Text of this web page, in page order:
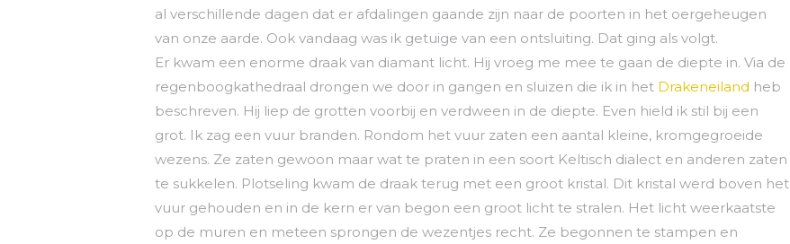
al verschillende dagen dat er afdalingen gaande zijn naar de poorten in het oergeheugen
van onze aarde. Ook vandaag was ik getuige van een ontsluiting. Dat ging als volgt.
Er kwam een enorme draak van diamant licht. Hij vroeg me mee te gaan de diepte in. Via de
regenboogkathedraal drongen we door in gangen en sluizen die ik in het Drakeneiland heb
beschreven. Hij liep de grotten voorbij en verdween in de diepte. Even hield ik stil bij een
grot. Ik zag een vuur branden. Rondom het vuur zaten een aantal kleine, kromgegroeide
wezens. Ze zaten gewoon maar wat te praten in een soort Keltisch dialect en anderen zaten
te sukkelen. Plotseling kwam de draak terug met een groot kristal. Dit kristal werd boven het
vuur gehouden en in de kern er van begon een groot licht te stralen. Het licht weerkaatste
op de muren en meteen sprongen de wezentjes recht. Ze begonnen te stampen en